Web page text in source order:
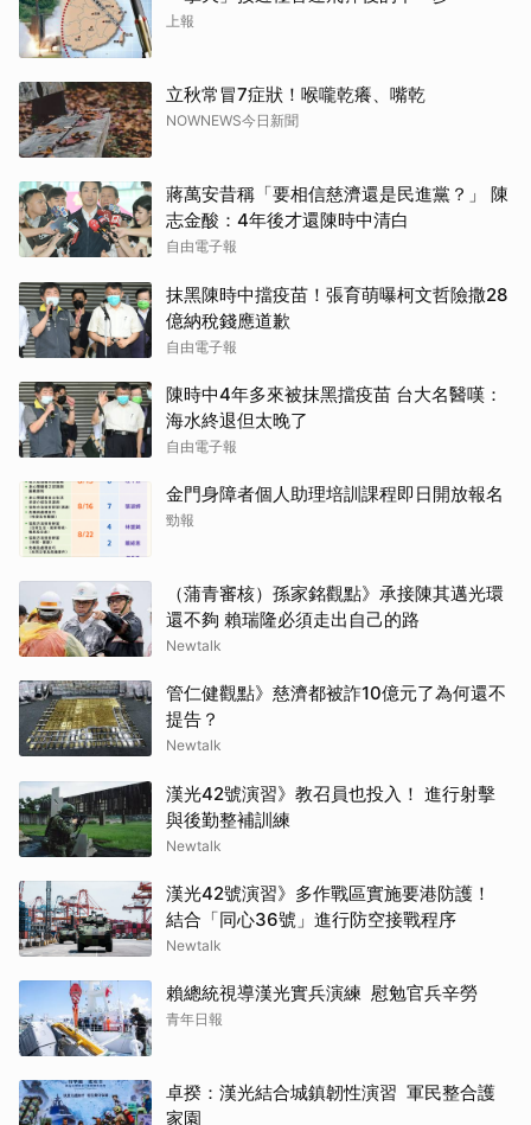
上報
立秋常冒7症狀！喉嚨乾癢、嘴乾
NOWNEWS今日新聞
蔣萬安昔稱「要相信慈濟還是民進黨？」 陳
志金酸：4年後才還陳時中清白
自由電子報
抹黑陳時中擋疫苗！張育萌曝柯文哲險撒28
億納稅錢應道歉
自由電子報
陳時中4年多來被抹黑擋疫苗 台大名醫嘆：
海水終退但太晚了
自由電子報
金門身障者個人助理培訓課程即日開放報名
勁報
（蒲青審核）孫家銘觀點》承接陳其邁光環
還不夠 賴瑞隆必須走出自己的路
Newtalk
管仁健觀點》慈濟都被詐10億元了為何還不
提告？
Newtalk
漢光42號演習》教召員也投入！ 進行射擊
與後勤整補訓練
Newtalk
漢光42號演習》多作戰區實施要港防護！
結合「同心36號」進行防空接戰程序
Newtalk
賴總統視導漢光實兵演練 慰勉官兵辛勞
青年日報
卓揆：漢光結合城鎮韌性演習 軍民整合護
家園